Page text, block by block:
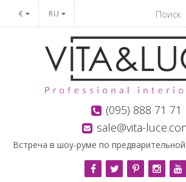
€ RU
(095) 888 71 71
sale@vita-
Встреча в шоу-руме по